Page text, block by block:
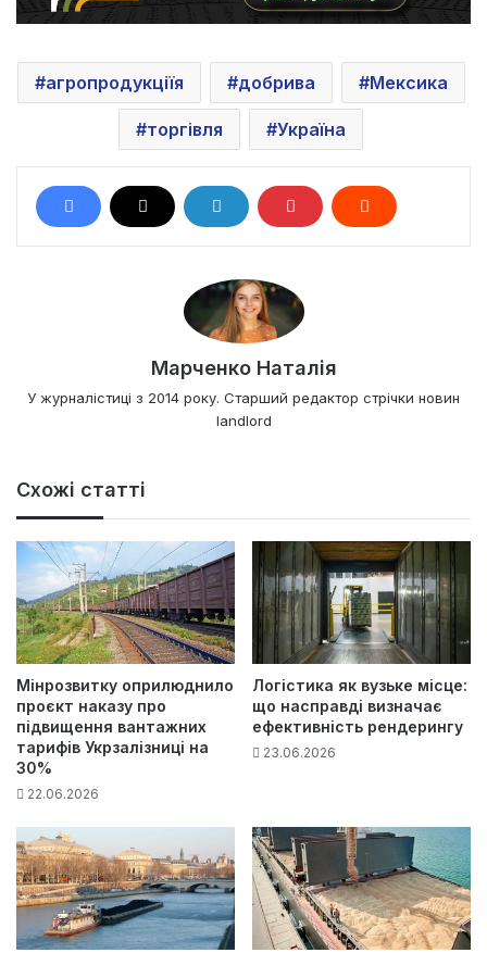
агропродукціїя добрива Мексика
торгівля Україна
Марченко Наталія
У журналістиці з 2014 року. Старший редактор стрічки новин
landlord
Схожі статті
Мінрозвитку оприлюднило
проєкт наказу про
підвищення вантажних
тарифів Укрзалізниці на
30%
22.06.2026
Логістика як вузьке місце:
що насправді визначає
ефективність рендерингу
23.06.2026